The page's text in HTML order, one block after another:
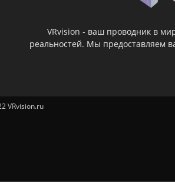
VRvision - ваш проводник в
реальностей. Мы предоставляем
VRvision.ru